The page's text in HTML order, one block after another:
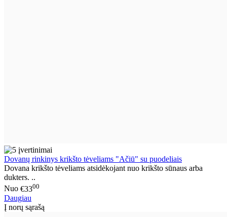
Dovanų rinkinys krikšto tėveliams "Ačiū" su puodeliais
Dovana krikšto tėveliams atsidėkojant nuo krikšto sūnaus arba
dukters. ..
Nuo €3300
Daugiau
Į norų sąrašą